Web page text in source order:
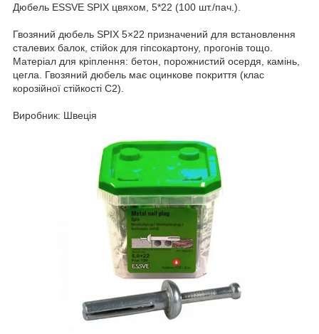
Дюбель ESSVE SPIX цвяхом, 5*22 (100 шт./пач.).
Гвозяний дюбель SPIX 5×22 призначений для встановлення
сталевих балок, стійок для гіпсокартону, прогонів тощо.
Матеріал для кріплення: бетон, порожнистий осердя, камінь,
цегла. Гвозяний дюбель має оцинкове покриття (клас
корозійної стійкості С2).
Виробник: Швеція